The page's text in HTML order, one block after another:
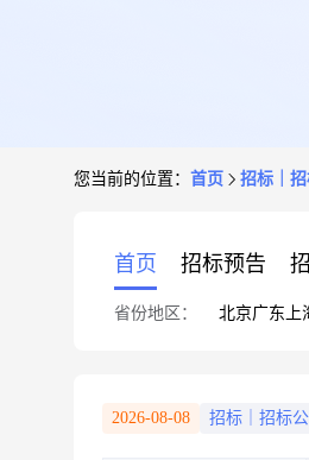
您当前的位置： 首页 招标｜
首页 招标预告
省份地区： 北京广东 上
2026-08-08 招标｜招标